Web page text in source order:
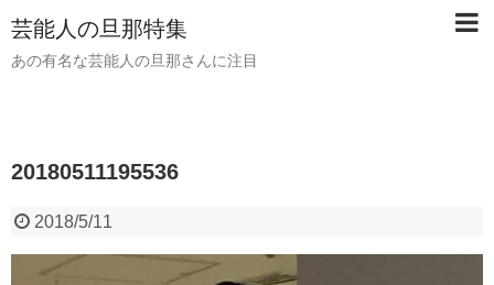
芸能人の旦那特集
あの有名な芸能人の旦那さんに注目
20180511195536
2018/5/11